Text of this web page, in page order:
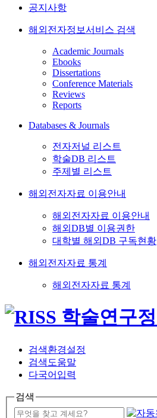
공지사항
해외전자정보서비스 검색
Academic Journals
Ebooks
Dissertations
Conference Materials
Reviews
Reports
Databases & Journals
전자저널 리스트
학술DB 리스트
주제별 리스트
해외전자자료 이용안내
해외전자자료 이용안내
해외DB별 이용권한
대학별 해외DB 구독현황
해외전자자료 통계
해외전자자료 통계
검색환경설정
검색도움말
다국어입력
검색